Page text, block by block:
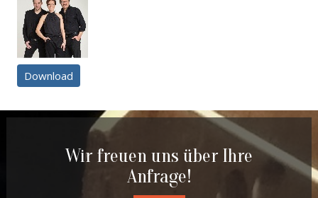
Download
Wir freuen uns über Ihre
Anfrage!